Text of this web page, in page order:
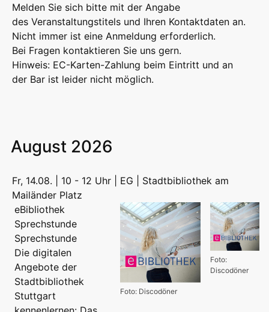
Melden Sie sich bitte mit der Angabe
des Veranstaltungstitels und Ihren Kontaktdaten an.
Nicht immer ist eine Anmeldung erforderlich.
Bei Fragen kontaktieren Sie uns gern.
Hinweis: EC-Karten-Zahlung beim Eintritt und an
der Bar ist leider nicht möglich.
August 2026
Fr, 14.08. | 10 - 12 Uhr | EG | Stadtbibliothek am
Mailänder Platz
Foto:
Discodöner
Foto: Discodöner
eBibliothek
Sprechstunde
Sprechstunde
Die digitalen
Angebote der
Stadtbibliothek
Stuttgart